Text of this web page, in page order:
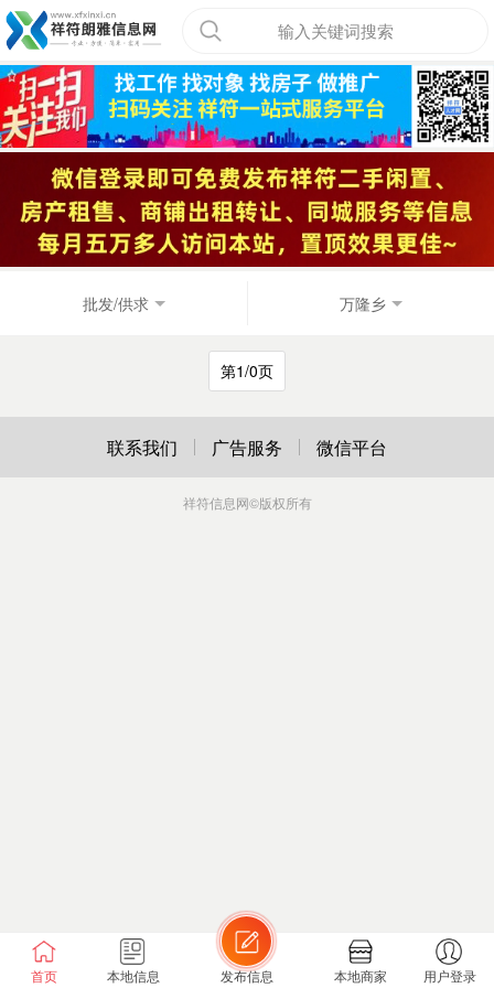
输入关键词搜索
批发/供求 万隆乡
第1/0页
首页 本地信息 发布信息 本地商家 用户登录
联系我们 广告服务 微信平台
祥符信息网©版权所有